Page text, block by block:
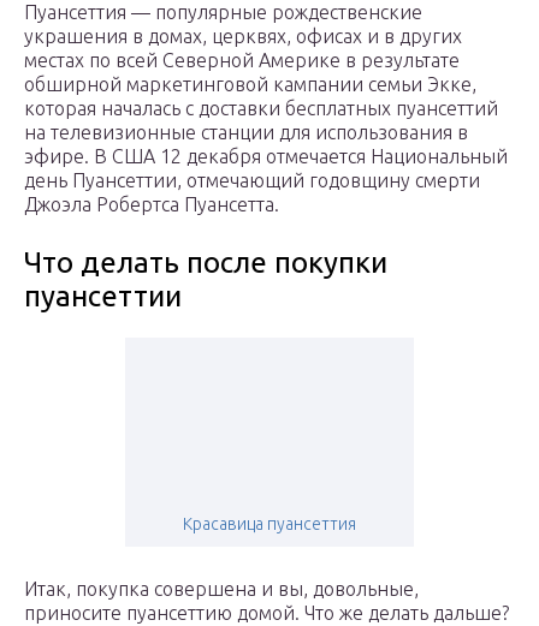
Пуансеттия — популярные рождественские
украшения в домах, церквях, офисах и в других
местах по всей Северной Америке в результате
обширной маркетинговой кампании семьи Экке,
которая началась с доставки бесплатных пуансеттий
на телевизионные станции для использования в
эфире. В США 12 декабря отмечается Национальный
день Пуансеттии, отмечающий годовщину смерти
Джоэла Робертса Пуансетта.
Что делать после покупки
пуансеттии
Красавица пуансеттия
Итак, покупка совершена и вы, довольные,
приносите пуансеттию домой. Что же делать дальше?